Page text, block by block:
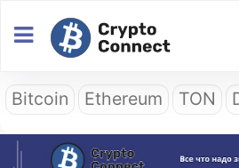
Bitcoin Ethereum TON